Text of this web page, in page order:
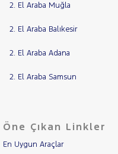
2. El Araba Muğla
2. El Araba Balıkesir
2. El Araba Adana
2. El Araba Samsun
Öne Çıkan Linkler
En Uygun Araçlar